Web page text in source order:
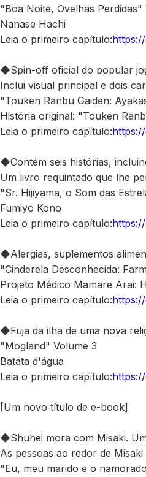
"Boa Noite, Ovelhas Perdidas"
Nanase Hachi
Leia o primeiro capítulo:
◆Spin-off oficial do popular
Inclui visual principal e dois
"Touken Ranbu Gaiden:
História original: "Touken
Leia o primeiro capítulo:
◆Contém seis histórias,
Um livro requintado que lhe
"Sr. Hijiyama, o Som das
Fumiyo Kono
Leia o primeiro capítulo:
◆Alergias, suplementos
"Cinderela Desconhecida:
Projeto Médico Mamare Arai:
Leia o primeiro capítulo:
◆Fuja da ilha de uma nova
"Mogland" Volume 3
Batata d'água
Leia o primeiro capítulo:
[Um novo título de e-book]
◆Shuhei mora com Misaki.
As pessoas ao redor de
"Eu, meu marido e o